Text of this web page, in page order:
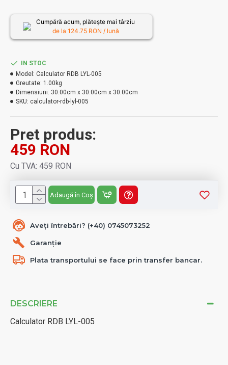
DESCRIERE
Calculator RDB LYL-005
Aveți întrebări? (+40) 0745073252
Garanție
Plata transportului se face prin transfer bancar.
Pret produs:
459 RON
Cu TVA: 459 RON
IN STOC
Model: Calculator RDB LYL-005
Greutate: 1.00kg
Dimensiuni: 30.00cm x 30.00cm x 30.00cm
SKU: calculator-rdb-lyl-005
Adaugă în Coș
Cumpără acum, plătește mai târziu
de la 124.75RON / lună